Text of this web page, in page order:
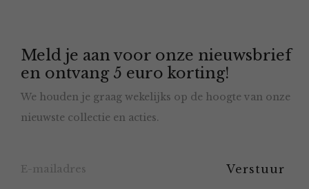
kan
gekozen
worden
op
productpagina
Meld je aan voor onze nieuwsbrief
en ontvang 5 euro korting!
We houden je graag wekelijks op de hoogte van onze
nieuwste collectie en acties.